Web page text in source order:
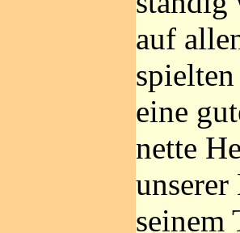
auf
eine
nette
seinem